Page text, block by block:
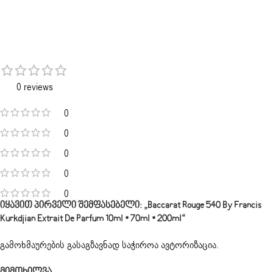
0 reviews
0
0
0
0
0
Იყავით Პირველი Შემფასებელი: „Baccarat Rouge 540 By Francis
Kurkdjian Extrait De Parfum 10ml • 70ml • 200ml“
გამოხმაურების გასაგზავნად საჭიროაავტორიზაცია.